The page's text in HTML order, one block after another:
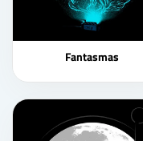
Fantasmas